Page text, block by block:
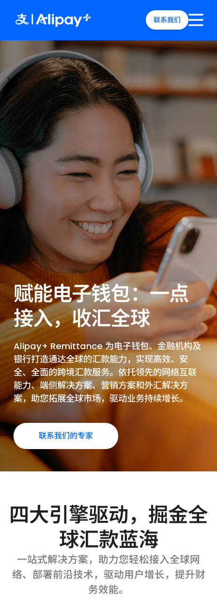
日本語 )
English
)
( English
联系我们
赋能电子钱包：一点
接入，收汇全球
Alipay+ Remittance 为电子钱包、金融机构及
银行打造通达全球的汇款能力，实现高效、安
全、全面的跨境汇款服务。依托领先的网络互联
能力、端侧解决方案、营销方案和外汇解决方
案，助您拓展全球市场，驱动业务持续增长。
联系我们的专家
四大引擎驱动，掘金全
球汇款蓝海
一站式解决方案，助力您轻松接入全球网
络、部署前沿技术，驱动用户增长，提升财
务效能。